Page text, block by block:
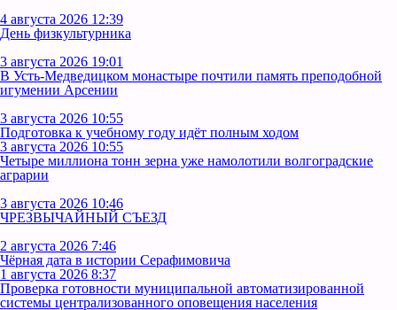
4 августа 2026 12:39
День физкультурника
3 августа 2026 19:01
В Усть‑Медведицком монастыре почтили память преподобной
игумении Арсении
3 августа 2026 10:55
Подготовка к учебному году идёт полным ходом
3 августа 2026 10:55
Четыре миллиона тонн зерна уже намолотили волгоградские
аграрии
3 августа 2026 10:46
ЧРЕЗВЫЧАЙНЫЙ СЪЕЗД
2 августа 2026 7:46
Чёрная дата в истории Серафимовича
1 августа 2026 8:37
Проверка готовности муниципальной автоматизированной
системы централизованного оповещения населения